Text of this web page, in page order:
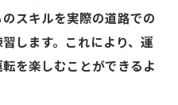
スキルを実際の道路での
します。これにより、運
を楽しむことができるよ